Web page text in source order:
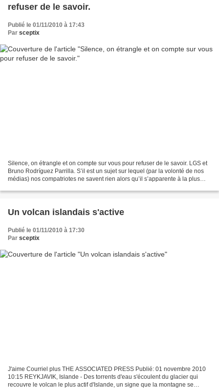
refuser de le savoir.
Publié le 01/11/2010 à 17:43
Par sceptix
Silence, on étrangle et on compte sur vous pour refuser de le savoir. LGS et
Bruno Rodríguez Parrilla. S’il est un sujet sur lequel (par la volonté de nos
médias) nos compatriotes ne savent rien alors qu’il s’apparente à la plus
Un volcan islandais s'active
Publié le 01/11/2010 à 17:30
Par sceptix
J'aime Courriel plus THE ASSOCIATED PRESS Publié: 01 novembre 2010
10:15 REYKJAVIK, Islande - Des torrents d'eau s'écoulent du glacier qui
recouvre le volcan le plus actif d'Islande, un signe que la montagne se